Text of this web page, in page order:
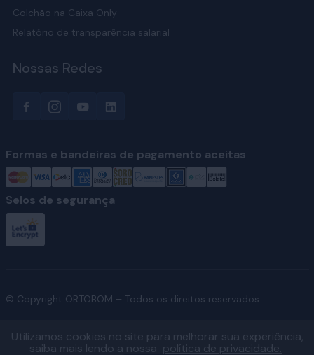
Colchão na Caixa Only
Relatório de transparência salarial
Nossas Redes
Formas e bandeiras de pagamento aceitas
Selos de segurança
© Copyright ORTOBOM – Todos os direitos reservados.
Utilizamos cookies no site para melhorar sua experiência,
saiba mais lendo a nossa política de privacidade.